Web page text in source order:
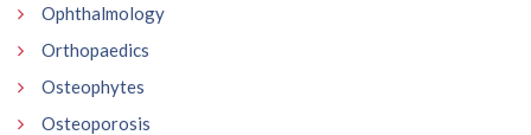
Ophthalmology
Orthopaedics
Osteophytes
Osteoporosis